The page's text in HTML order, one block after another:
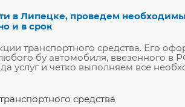
в Липецке, проведем
и в срок
транспортного средства. Его
бу автомобиля, ввезенного в
услуг и четко выполняем все
средства